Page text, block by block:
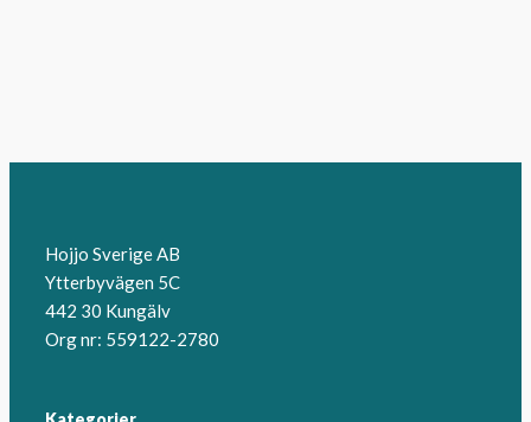
Hojjo Sverige AB
Ytterbyvägen 5C
442 30 Kungälv
Org nr: 559122-2780